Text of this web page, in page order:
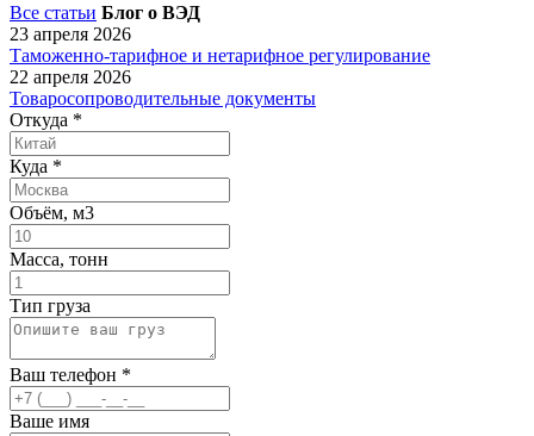
Все статьи Блог о ВЭД
23 апреля 2026
Таможенно-тарифное и нетарифное регулирование
22 апреля 2026
Товаросопроводительные документы
Откуда *
Куда *
Объём, м3
Масса, тонн
Тип груза
Ваш телефон *
Ваше имя